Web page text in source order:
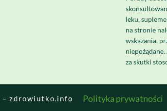
leku,
na stronie
wskazania,
za skutki
zdrowiutko.info Polityka prywatności